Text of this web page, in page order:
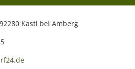
Kastl bei Amberg